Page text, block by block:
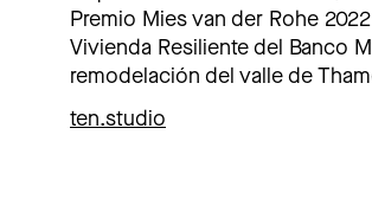
Premio Mies van der Rohe
Vivienda Resiliente del Banco
remodelación del valle de
ten.studio